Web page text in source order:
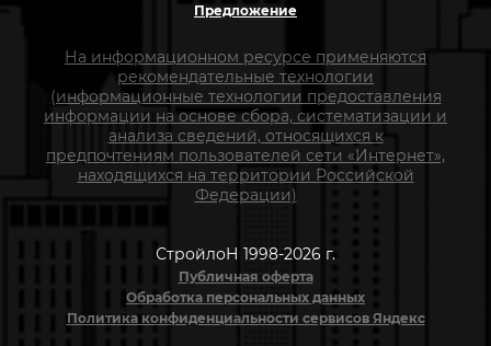
Предложение
На информационном ресурсе применяются
рекомендательные технологии
(информационные технологии предоставления
информации на основе сбора, систематизации и
анализа сведений, относящихся к
предпочтениям пользователей сети «Интернет»,
находящихся на территории Российской
Федерации)
СтройлоН 1998-2026 г.
Публичная оферта
Обработка персональных данных
Политика конфиденциальности сервисов Яндекс